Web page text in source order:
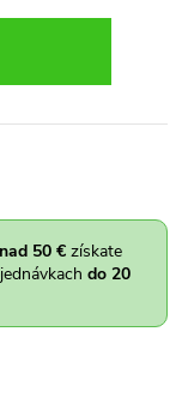
nad 50 € získate
do 20